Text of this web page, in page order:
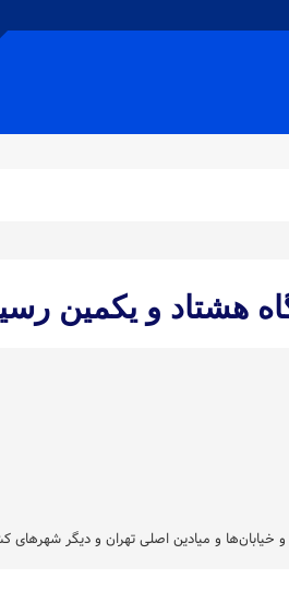
هشتاد‌ و‌ یکمین
خیابان‌ها و میادین اصلی تهران و دیگر